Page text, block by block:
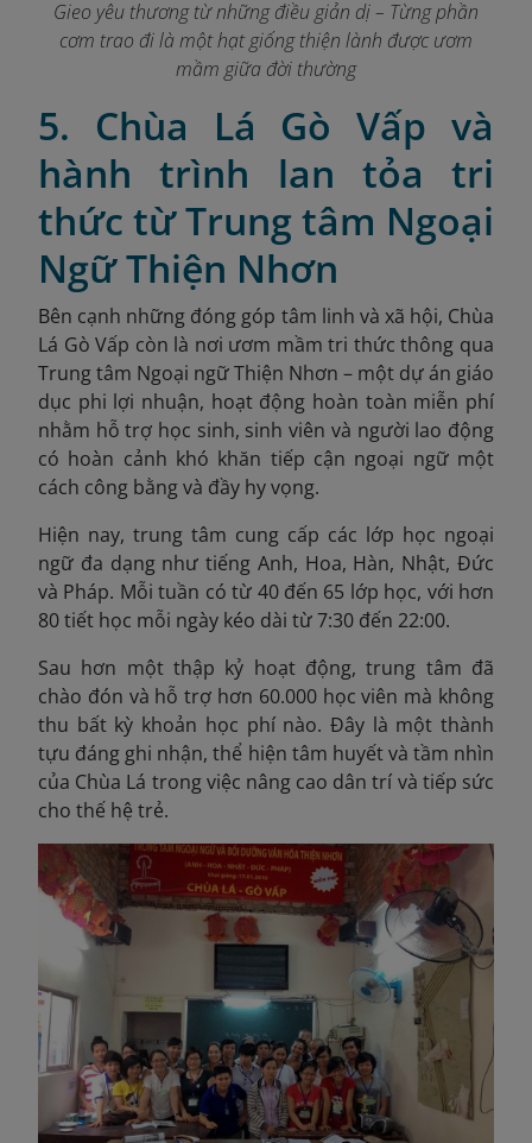
Gieo yêu thương từ những điều giản dị – Từng phần
cơm trao đi là một hạt giống thiện lành được ươm
mầm giữa đời thường
5. Chùa Lá Gò Vấp và
hành trình lan tỏa tri
thức từ Trung tâm Ngoại
Ngữ Thiện Nhơn
Bên cạnh những đóng góp tâm linh và xã hội, Chùa
Lá Gò Vấp còn là nơi ươm mầm tri thức thông qua
Trung tâm Ngoại ngữ Thiện Nhơn – một dự án giáo
dục phi lợi nhuận, hoạt động hoàn toàn miễn phí
nhằm hỗ trợ học sinh, sinh viên và người lao động
có hoàn cảnh khó khăn tiếp cận ngoại ngữ một
cách công bằng và đầy hy vọng.
Hiện nay, trung tâm cung cấp các lớp học ngoại
ngữ đa dạng như tiếng Anh, Hoa, Hàn, Nhật, Đức
và Pháp. Mỗi tuần có từ 40 đến 65 lớp học, với hơn
80 tiết học mỗi ngày kéo dài từ 7:30 đến 22:00.
Sau hơn một thập kỷ hoạt động, trung tâm đã
chào đón và hỗ trợ hơn 60.000 học viên mà không
thu bất kỳ khoản học phí nào. Đây là một thành
tựu đáng ghi nhận, thể hiện tâm huyết và tầm nhìn
của Chùa Lá trong việc nâng cao dân trí và tiếp sức
cho thế hệ trẻ.